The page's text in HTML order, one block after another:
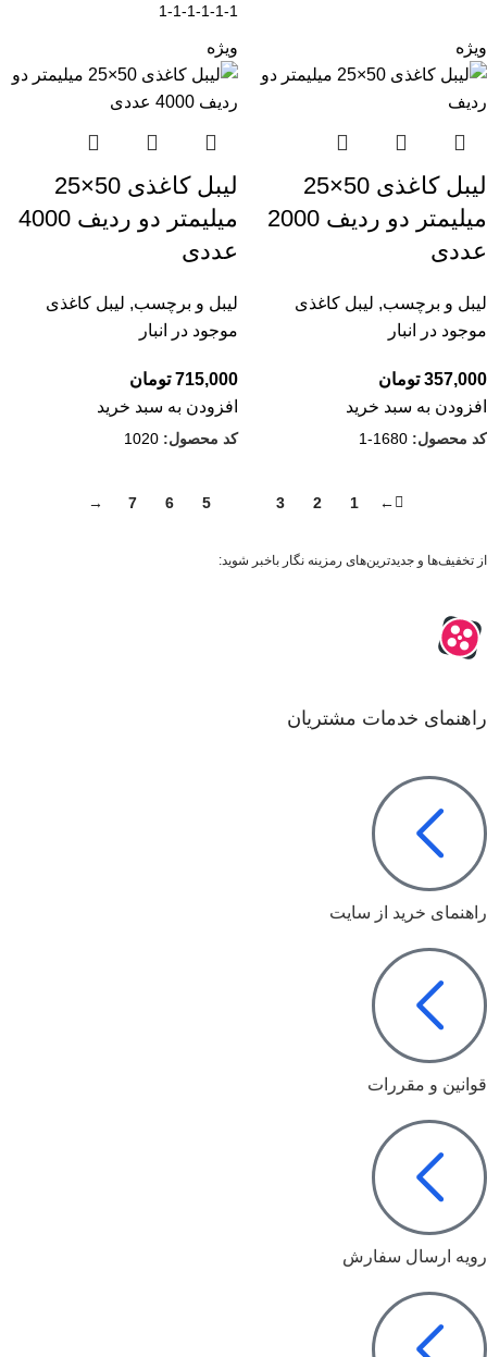
1-1-1-1-1-1
ویژه
لیبل کاغذی 50×25
میلیمتر دو ردیف 2000
عددی
لیبل و برچسب, لیبل کاغذی
موجود در انبار
357,000 تومان
افزودن به سبد خرید
کد محصول: 1680-1
ویژه
لیبل کاغذی 50×25
میلیمتر دو ردیف 4000
عددی
لیبل و برچسب, لیبل کاغذی
موجود در انبار
715,000 تومان
افزودن به سبد خرید
کد محصول: 1020
←
1
2
3
5
6
7
→
از تخفیف‌ها و جدیدترین‌های رمزینه نگار باخبر شوید:
راهنمای خدمات مشتریان
راهنمای خرید از سایت
قوانین و مقررات
رویه ارسال سفارش